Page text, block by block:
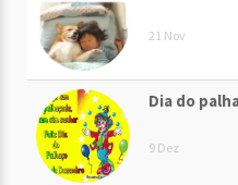
21 Nov
Dia do
9 Dez